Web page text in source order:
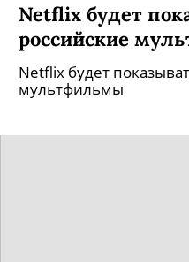
Netflix будет
российские
Netflix будет
мультфильмы